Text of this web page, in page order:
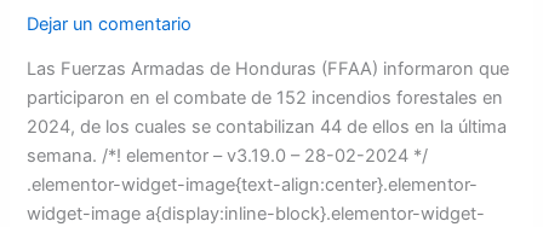
Dejar un comentario
Las Fuerzas Armadas de Honduras (FFAA) informaron que
participaron en el combate de 152 incendios forestales en
2024, de los cuales se contabilizan 44 de ellos en la última
semana. /*! elementor – v3.19.0 – 28-02-2024 */
.elementor-widget-image{text-align:center}.elementor-
widget-image a{display:inline-block}.elementor-widget-
2024